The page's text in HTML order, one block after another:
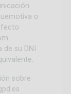
o
su DNI
sobre